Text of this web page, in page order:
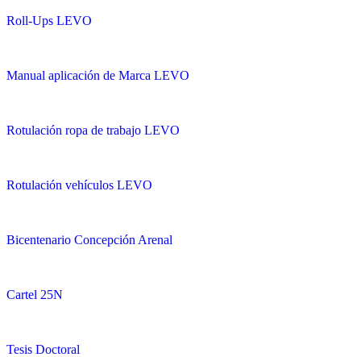
Roll-Ups LEVO
Manual aplicación de Marca LEVO
Rotulación ropa de trabajo LEVO
Rotulación vehículos LEVO
Bicentenario Concepción Arenal
Cartel 25N
Tesis Doctoral